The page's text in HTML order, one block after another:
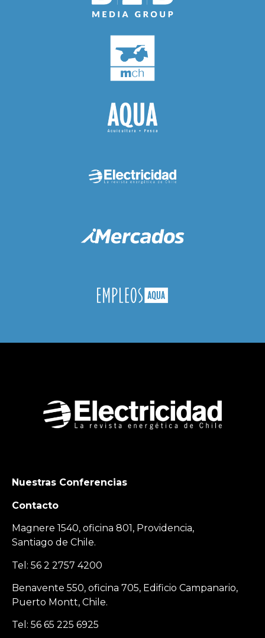
Nuestras Conferencias
Contacto
Magnere 1540, oficina 801, Providencia,
Santiago de Chile.
Tel: 56 2 2757 4200
Benavente 550, oficina 705, Edificio Campanario,
Puerto Montt, Chile.
Tel: 56 65 225 6925